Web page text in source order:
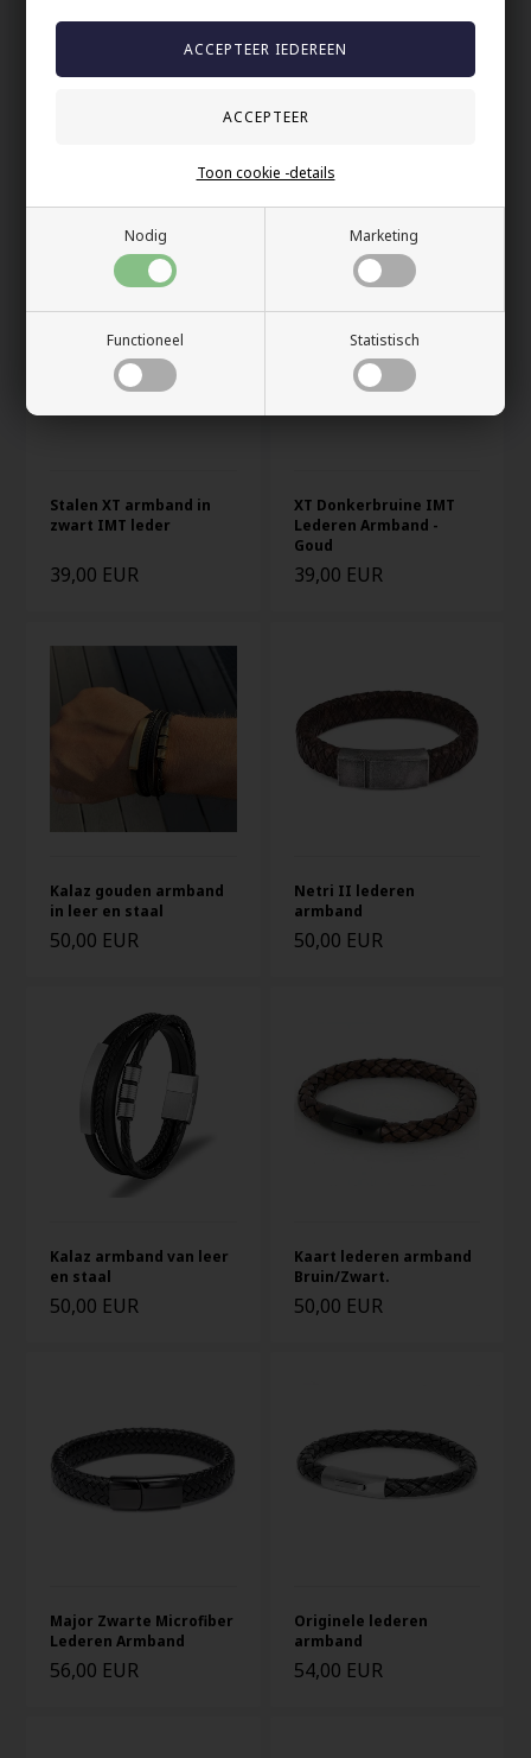
Nodig Marketing
Functioneel Statistisch
Toon cookie -details
Stalen XT armband in
zwart IMT leder
39,00 EUR
XT Donkerbruine IMT
Lederen Armband -
Goud
39,00 EUR
Kalaz gouden armband
in leer en staal
50,00 EUR
Netri II lederen
armband
50,00 EUR
Kalaz armband van leer
en staal
50,00 EUR
Kaart lederen armband
Bruin/Zwart.
50,00 EUR
Major Zwarte Microfiber
Lederen Armband
56,00 EUR
Originele lederen
armband
54,00 EUR